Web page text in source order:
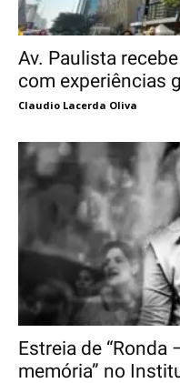
Av. Paulista
com experiências
Claudio Lacerda Oliva
Estreia de
memória” no